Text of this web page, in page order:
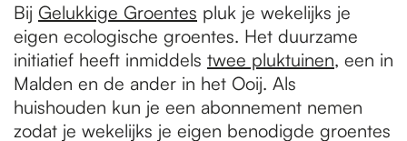
Bij Gelukkige Groentes pluk je wekelijks je
eigen ecologische groentes. Het duurzame
initiatief heeft inmiddels twee pluktuinen, een in
Malden en de ander in het Ooij. Als
huishouden kun je een abonnement nemen
zodat je wekelijks je eigen benodigde groentes